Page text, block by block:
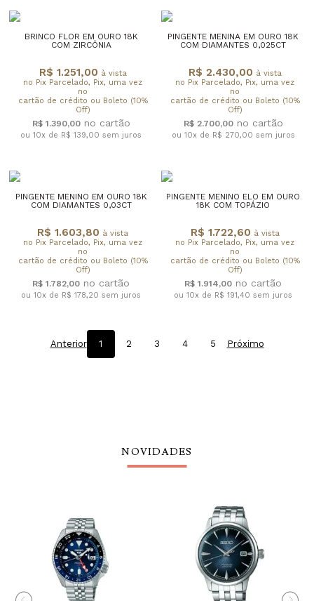
BRINCO FLOR EM OURO 18K
COM ZIRCÔNIA
R$ 1.251,00 à vista
no Pix Parcelado, Pix, uma vez
no
cartão de crédito ou Boleto (10%
Off)
R$ 1.390,00
ou 10x de R$ 139,00 sem juros
PINGENTE MENINA EM OURO 18K
COM DIAMANTES 0,025CT
R$ 2.430,00 à vista
no Pix Parcelado, Pix, uma vez
no
cartão de crédito ou Boleto (10%
Off)
R$ 2.700,00
ou 10x de R$ 270,00 sem juros
PINGENTE MENINO EM OURO 18K
COM DIAMANTES 0,03CT
R$ 1.603,80 à vista
no Pix Parcelado, Pix, uma vez
no
cartão de crédito ou Boleto (10%
Off)
R$ 1.782,00
ou 10x de R$ 178,20 sem juros
PINGENTE MENINO ELO EM OURO
18K COM TOPÁZIO
R$ 1.722,60 à vista
no Pix Parcelado, Pix, uma vez
no
cartão de crédito ou Boleto (10%
Off)
R$ 1.914,00
ou 10x de R$ 191,40 sem juros
Anterior 1 2 3 4 5 Próximo
NOVIDADES